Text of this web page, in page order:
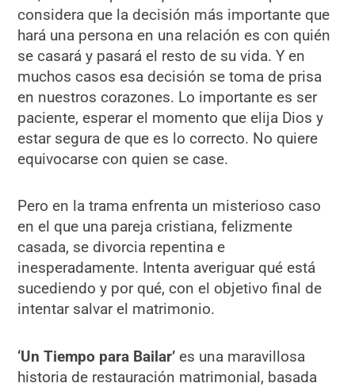
considera que la decisión más importante que
hará una persona en una relación es con quién
se casará y pasará el resto de su vida. Y en
muchos casos esa decisión se toma de prisa
en nuestros corazones. Lo importante es ser
paciente, esperar el momento que elija Dios y
estar segura de que es lo correcto. No quiere
equivocarse con quien se case.
Pero en la trama enfrenta un misterioso caso
en el que una pareja cristiana, felizmente
casada, se divorcia repentina e
inesperadamente. Intenta averiguar qué está
sucediendo y por qué, con el objetivo final de
intentar salvar el matrimonio.
‘Un Tiempo para Bailar’ es una maravillosa
historia de restauración matrimonial, basada